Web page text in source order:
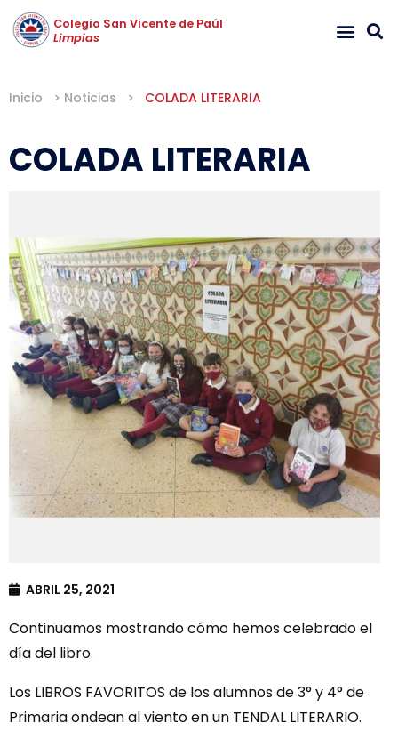
Colegio San Vicente de Paúl
Limpias
Inicio > Noticias > COLADA LITERARIA
COLADA LITERARIA
ABRIL 25, 2021
Continuamos mostrando cómo hemos celebrado el
día del libro.
Los LIBROS FAVORITOS de los alumnos de 3° y 4° de
Primaria ondean al viento en un TENDAL LITERARIO.